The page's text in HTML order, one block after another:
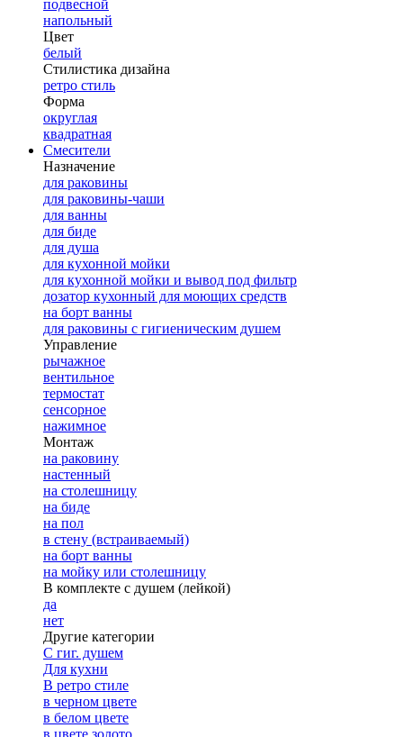
подвесной
напольный
Цвет
белый
Стилистика дизайна
ретро стиль
Форма
округлая
квадратная
Смесители
Назначение
для раковины
для раковины-чаши
для ванны
для биде
для душа
для кухонной мойки
для кухонной мойки и вывод под фильтр
дозатор кухонный для моющих средств
на борт ванны
для раковины с гигиеническим душем
Управление
рычажное
вентильное
термостат
сенсорное
нажимное
Монтаж
на раковину
настенный
на столешницу
на биде
на пол
в стену (встраиваемый)
на борт ванны
на мойку или столешницу
В комплекте с душем (лейкой)
да
нет
Другие категории
С гиг. душем
Для кухни
В ретро стиле
в черном цвете
в белом цвете
в цвете золото